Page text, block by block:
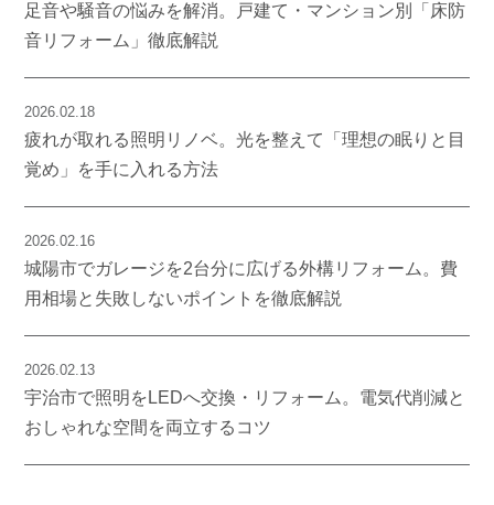
足音や騒音の悩みを解消。戸建て・マンション別「床防
音リフォーム」徹底解説
2026.02.18
疲れが取れる照明リノベ。光を整えて「理想の眠りと目
覚め」を手に入れる方法
2026.02.16
城陽市でガレージを2台分に広げる外構リフォーム。費
用相場と失敗しないポイントを徹底解説
2026.02.13
宇治市で照明をLEDへ交換・リフォーム。電気代削減と
おしゃれな空間を両立するコツ